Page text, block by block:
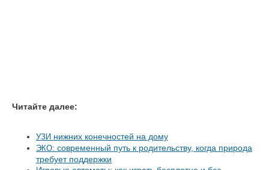
Читайте далее:
УЗИ нижних конечностей на дому
ЭКО: современный путь к родительству, когда природа
требует поддержки